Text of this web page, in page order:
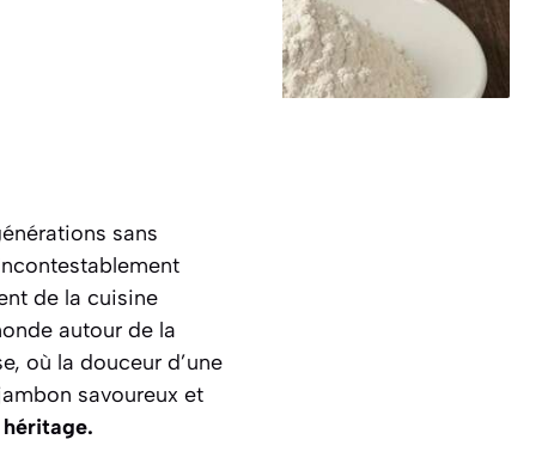
sans
de la cuisine
autour de la
où la douceur d’une
savoureux et